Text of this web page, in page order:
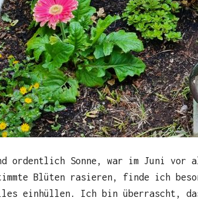
ordentlich Sonne, war im Juni vor
Blüten rasieren, finde ich
einhüllen. Ich bin überrascht,